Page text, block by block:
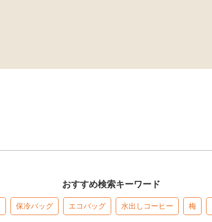
おすすめ検索キーワード
保冷バッグ エコバッグ 水出しコーヒー 梅